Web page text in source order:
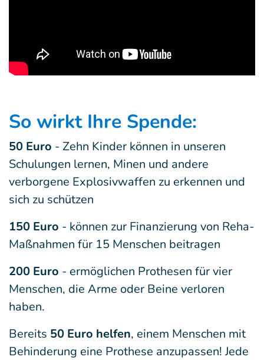
So wirkt Ihre Spende:
50 Euro - Zehn Kinder können in unseren
Schulungen lernen, Minen und andere
verborgene Explosivwaffen zu erkennen und
sich zu schützen
150 Euro - können zur Finanzierung von Reha-
Maßnahmen für 15 Menschen beitragen
200 Euro - ermöglichen Prothesen für vier
Menschen, die Arme oder Beine verloren
haben.
Bereits 50 Euro helfen, einem Menschen mit
Behinderung eine Prothese anzupassen! Jede